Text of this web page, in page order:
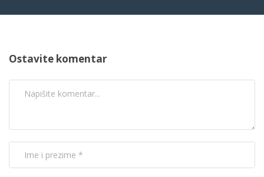
Ostavite komentar